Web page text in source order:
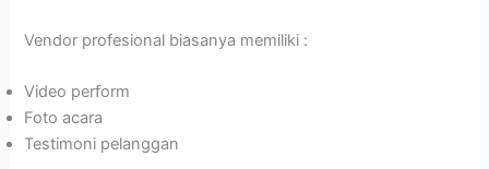
Vendor profesional biasanya memiliki :
Video perform
Foto acara
Testimoni pelanggan